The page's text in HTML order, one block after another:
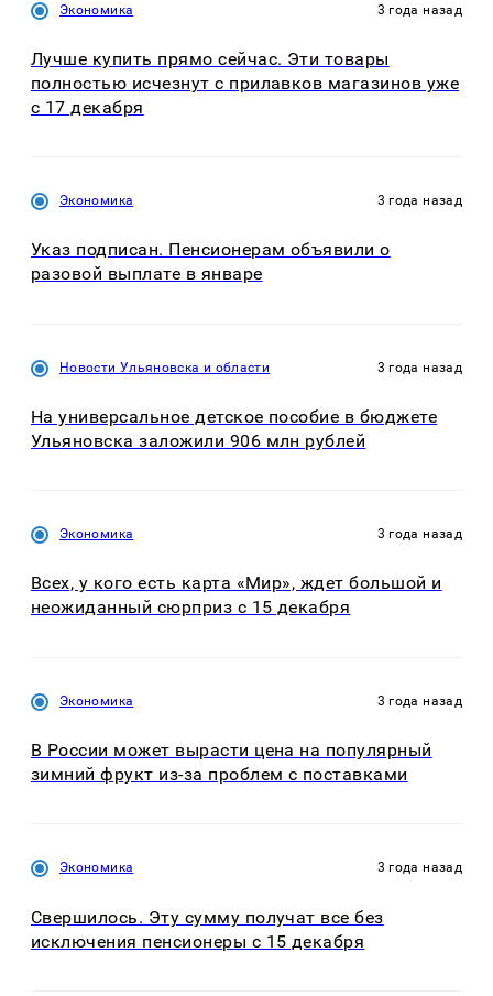
Экономика 3 года назад
Лучше купить прямо сейчас. Эти товары
полностью исчезнут с прилавков магазинов уже
с 17 декабря
Экономика 3 года назад
Указ подписан. Пенсионерам объявили о
разовой выплате в январе
Новости Ульяновска и области 3 года назад
На универсальное детское пособие в бюджете
Ульяновска заложили 906 млн рублей
Экономика 3 года назад
Всех, у кого есть карта «Мир», ждет большой и
неожиданный сюрприз с 15 декабря
Экономика 3 года назад
В России может вырасти цена на популярный
зимний фрукт из-за проблем с поставками
Экономика 3 года назад
Свершилось. Эту сумму получат все без
исключения пенсионеры с 15 декабря